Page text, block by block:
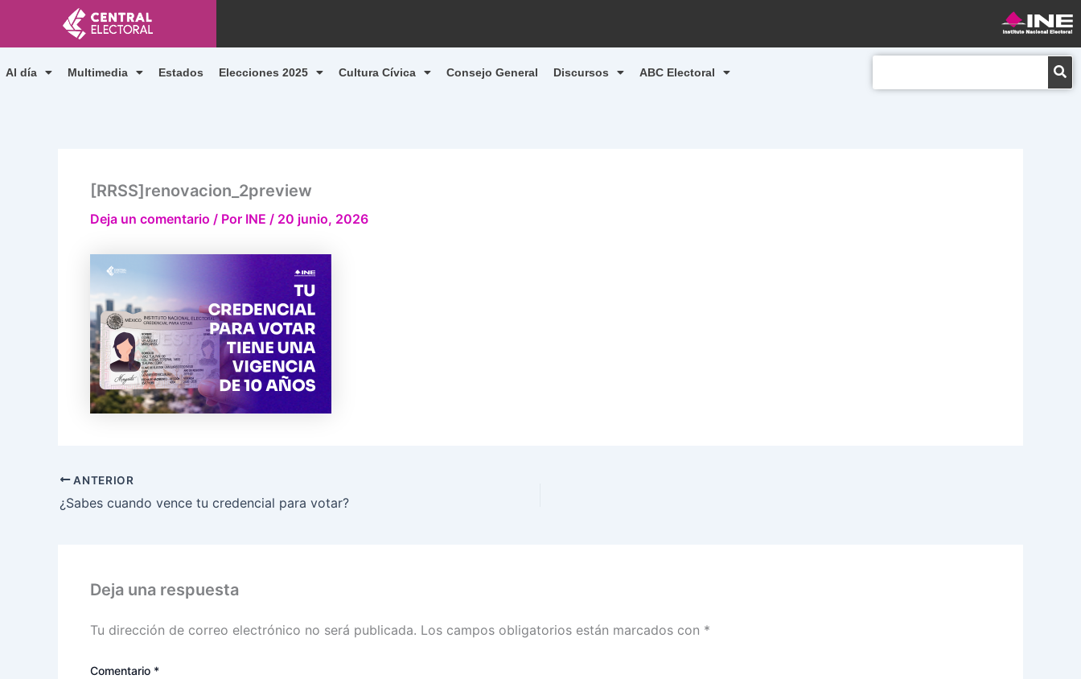
contenido
Al día Multimedia Estados Elecciones 2025 Cultura Cívica Consejo General Discursos ABC Electoral
[RRSS]renovacion_2preview
Deja un comentario / Por INE / 20 junio, 2026
ANTERIOR
¿Sabes cuando vence tu credencial para votar?
Deja una respuesta
Tu dirección de correo electrónico no será publicada. Los campos obligatorios están marcados con *
Comentario *